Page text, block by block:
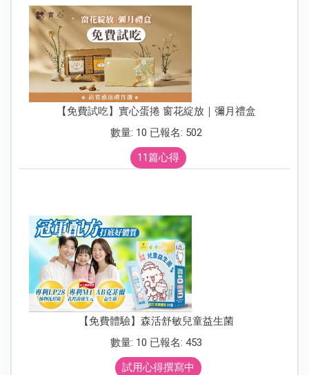
【免費試吃】實心蛋捲 窗花綻放｜彌月禮盒
數量: 10 已報名: 502
11篇心得
【免費體驗】森活舒敏兒童益生菌
數量: 10 已報名: 453
試用心得撰寫中